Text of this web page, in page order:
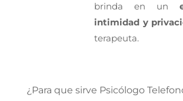
brinda en un
intimidad y
terapeuta.
¿Para que sirve Psicólogo